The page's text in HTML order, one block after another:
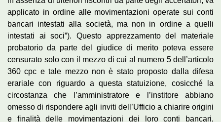
applicato in ordine alle movimentazioni operate sui conti
bancari intestati alla società, ma non in ordine a quelli
intestati ai soci”). Questo apprezzamento del materiale
probatorio da parte del giudice di merito poteva essere
censurato solo con il mezzo di cui al numero 5 dell’articolo
360 cpc e tale mezzo non è stato proposto dalla difesa
erariale con riguardo a questa statuizione, cosicché la
circostanza che l’amministratore e l’institore abbiano
omesso di rispondere agli inviti dell’Ufficio a chiarire origini
e finalità delle movimentazioni dei loro conti bancari,